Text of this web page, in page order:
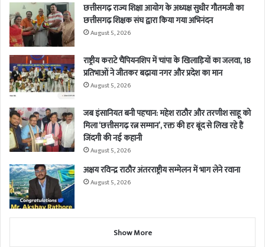
छत्तीसगढ़ राज्य शिक्षा आयोग के अध्यक्ष सुधीर गौतमजी का
छत्तीसगढ़ शिक्षक संघ द्वारा किया गया अभिनंदन
August 5, 2026
राष्ट्रीय कराटे चैंपियनशिप में चांपा के खिलाड़ियों का जलवा, 18
प्रतिभाओं ने जीतकर बढ़ाया नगर और प्रदेश का मान
August 5, 2026
जब इंसानियत बनी पहचान: महेश राठौर और तरणीश साहू को
मिला ‘छत्तीसगढ़ रत्न सम्मान’, रक्त की हर बूंद से लिख रहे हैं
जिंदगी की नई कहानी
August 5, 2026
अक्षय रविन्द्र राठौर अंतरराष्ट्रीय सम्मेलन में भाग लेने रवाना
August 5, 2026
Show More